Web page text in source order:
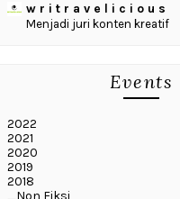
w r i t r a v e l i c i o u s
Menjadi juri konten kreatif
Events
2022
2021
2020
2019
2018
_Non Fiksi